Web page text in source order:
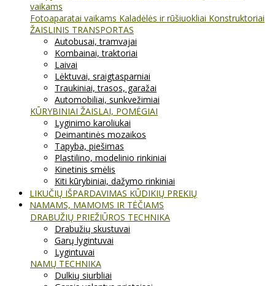
vaikams
Fotoaparatai vaikams Kaladėlės ir rūšiuokliai Konstruktoriai
ŽAISLINIS TRANSPORTAS
Autobusai, tramvajai
Kombainai, traktoriai
Laivai
Lėktuvai, sraigtasparniai
Traukiniai, trasos, garažai
Automobiliai, sunkvežimiai
KŪRYBINIAI ŽAISLAI, POMĖGIAI
Lyginimo karoliukai
Deimantinės mozaikos
Tapyba, piešimas
Plastilino, modelinio rinkiniai
Kinetinis smėlis
Kiti kūrybiniai, dažymo rinkiniai
LIKUČIŲ IŠPARDAVIMAS KŪDIKIŲ PREKIŲ
NAMAMS, MAMOMS IR TĖČIAMS
DRABUŽIŲ PRIEŽIŪROS TECHNIKA
Drabužių skustuvai
Garų lygintuvai
Lygintuvai
NAMŲ TECHNIKA
Dulkių siurbliai